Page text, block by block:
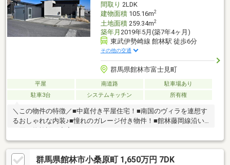
間取り 2LDK
建物面積105.16m2
土地面積259.34m2
築年月 2019年5月(築7年4ヶ月)
東武伊勢崎線 館林駅 徒歩6分
その他の交通
群馬県館林市富士見町
平屋 南道路
駐車場あり
駐車3台
システムキッチン 所有権
＼この物件の特徴／■中庭付き平屋住宅！■南国のヴィラを連想す
るおしゃれな内装♪■憧れのガレージ付き物件！■館林藤岡線沿い
群馬県館林市小桑原町 1,650万円 7DK